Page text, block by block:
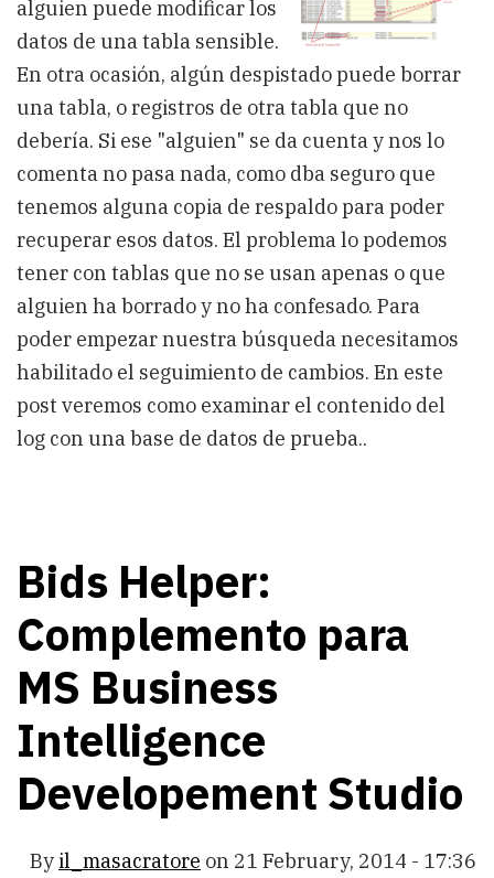
de
transacciones
alguien puede modificar los
datos de una tabla sensible.
En otra ocasión, algún despistado puede borrar
una tabla, o registros de otra tabla que no
debería. Si ese "alguien" se da cuenta y nos lo
comenta no pasa nada, como dba seguro que
tenemos alguna copia de respaldo para poder
recuperar esos datos. El problema lo podemos
tener con tablas que no se usan apenas o que
alguien ha borrado y no ha confesado. Para
poder empezar nuestra búsqueda necesitamos
habilitado el seguimiento de cambios. En este
post veremos como examinar el contenido del
log con una base de datos de prueba..
Bids Helper:
Complemento para
MS Business
Intelligence
Developement Studio
Byil_masacratore on 21 February, 2014 - 17:36